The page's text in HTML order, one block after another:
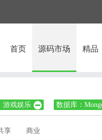
首页 源码市场 精品
游戏娱乐  数据库：
享 商业